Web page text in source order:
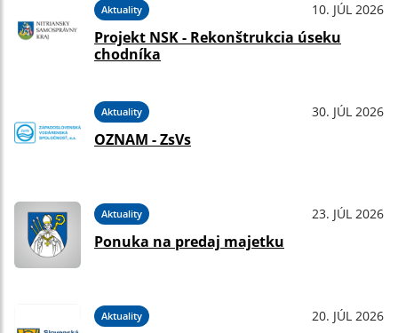
Aktuality 10. JÚL 2026
Projekt NSK - Rekonštrukcia úseku
chodníka
Aktuality 30. JÚL 2026
OZNAM - ZsVs
Aktuality 23. JÚL 2026
Ponuka na predaj majetku
Aktuality 20. JÚL 2026